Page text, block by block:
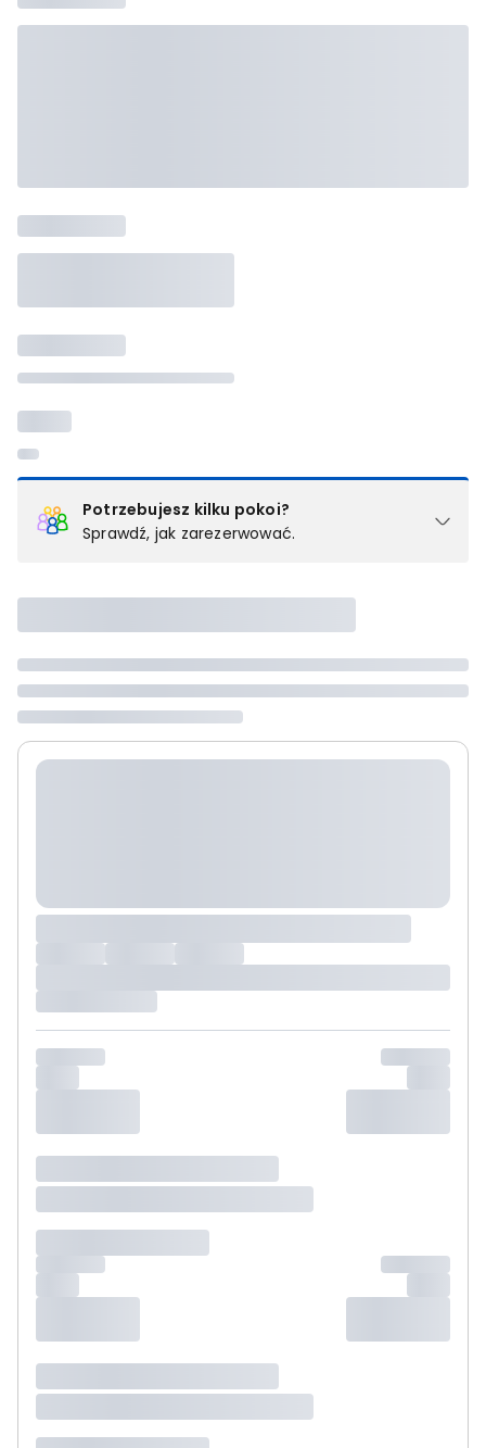
Potrzebujesz kilku pokoi?
Sprawdź, jak zarezerwować.
pokoju (lub apartamencie, willi itd.). Wybierz jedną z ofert z listy
i zarezerwuj ją. Zrób oddzielne rezerwacje dla każdego
kolejnego pokoju lubskontaktuj się z nami,by złożyć
zamówienie u naszego doradcy.
Maksymalna liczba uczestników
maksymalny limit dla 1 pokoju.